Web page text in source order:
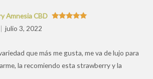
Amnesia CBD
julio 3, 2022
que más me gusta, me va de lujo para
la recomiendo esta strawberry y la